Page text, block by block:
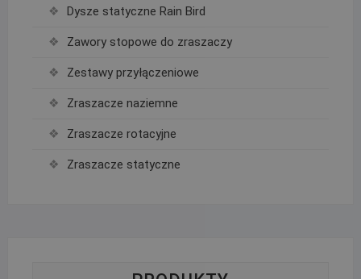
Dysze statyczne Rain Bird
Zawory stopowe do zraszaczy
Zestawy przyłączeniowe
Zraszacze naziemne
Zraszacze rotacyjne
Zraszacze statyczne